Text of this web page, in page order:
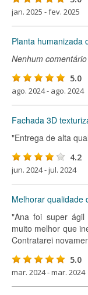
jan. 2025 - fev. 2025
Planta humanizada
Nenhum comentário
5.0
ago. 2024 - ago. 2024
Fachada 3D
"Entrega de alta
4.2
jun. 2024 - jul. 2024
Melhorar qualidade
"Ana foi super
muito melhor que
Contratarei
5.0
mar. 2024 - mar. 2024